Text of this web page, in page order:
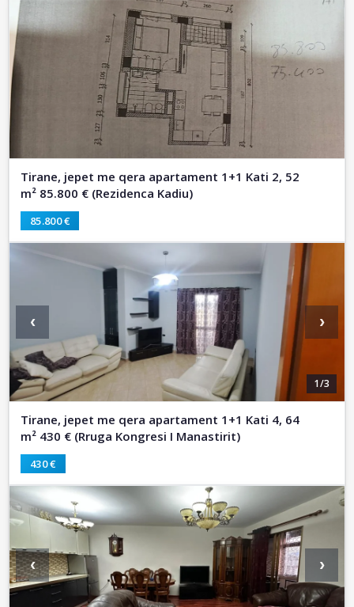
Tirane, jepet me qera apartament 1+1 Kati 2, 52
m² 85.800 € (Rezidenca Kadiu)
85.800 €
1/3
‹ ›
Tirane, jepet me qera apartament 1+1 Kati 4, 64
m² 430 € (Rruga Kongresi I Manastirit)
430 €
‹ ›